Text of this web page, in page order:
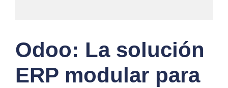
Odoo: La solución
ERP modular para